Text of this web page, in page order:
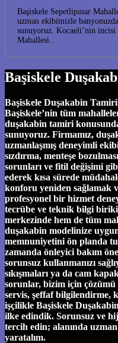
Başiskele Sepetlipınar
uzman ekibimizle
sunuyoruz. Kocaeli’nin incisi
Mahallesi…
Başiskele
Başiskele Duşakabin
Başiskele’nin tüm
duşakabin tamiri
sunuyoruz. Firmamız,
uzmanlaşmış deneyimli
sızdırma, menteşe
sorunları ve fitil değişimi
ederek kısa sürede
konforu yeniden sağlamak
profesyonel bir hizmet
tecrübe ve teknik bilgi
merkezinde hem de tüm
duşakabin modelinize
memnuniyetini ön planda
zamanda önleyici bakım
sorunsuz kullanmanızı
sıkışmaları ya da cam
sorunlar, bizim için çözümü
servis, şeffaf bilgilendirme,
işçilikle Başiskele
ilke edindik. Sorunsuz ve
tercih edin; alanında
yaratalım.